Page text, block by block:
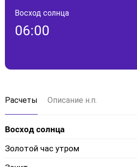
Восход солнца
06:00
Расчеты Описание н.п.
Восход солнца
Золотой час утром